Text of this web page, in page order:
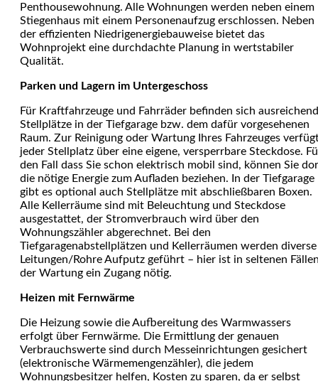
Penthousewohnung. Alle Wohnungen werden neben einem
Stiegenhaus mit einem Personenaufzug erschlossen. Neben
der effizienten Niedrigenergiebauweise bietet das
Wohnprojekt eine durchdachte Planung in wertstabiler
Qualität.
Parken und Lagern im Untergeschoss
Für Kraftfahrzeuge und Fahrräder befinden sich ausreichend
Stellplätze in der Tiefgarage bzw. dem dafür vorgesehenen
Raum. Zur Reinigung oder Wartung Ihres Fahrzeuges
jeder Stellplatz über eine eigene, versperrbare Steckdose.
den Fall dass Sie schon elektrisch mobil sind, können Sie
die nötige Energie zum Aufladen beziehen. In der Tiefgarage
gibt es optional auch Stellplätze mit abschließbaren Boxen.
Alle Kellerräume sind mit Beleuchtung und Steckdose
ausgestattet, der Stromverbrauch wird über den
Wohnungszähler abgerechnet. Bei den
Tiefgaragenabstellplätzen und Kellerräumen werden diverse
Leitungen/Rohre Aufputz geführt – hier ist in seltenen
der Wartung ein Zugang nötig.
Heizen mit Fernwärme
Die Heizung sowie die Aufbereitung des Warmwassers
erfolgt über Fernwärme. Die Ermittlung der genauen
Verbrauchswerte sind durch Messeinrichtungen gesichert
(elektronische Wärmemengenzähler), die jedem
Wohnungsbesitzer helfen, Kosten zu sparen, da er selbst